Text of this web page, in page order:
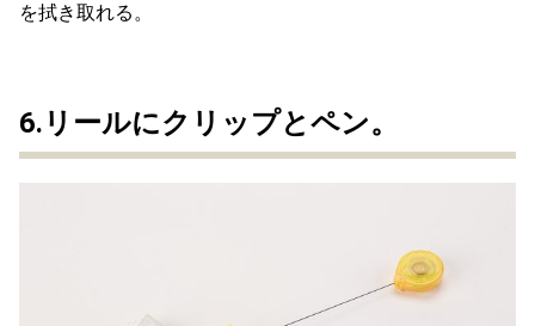
を拭き取れる。
6.リールにクリップとペン。